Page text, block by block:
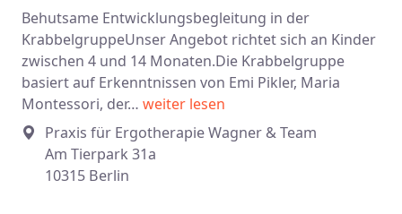
Behutsame Entwicklungsbegleitung in der
KrabbelgruppeUnser Angebot richtet sich an Kinder
zwischen 4 und 14 Monaten.Die Krabbelgruppe
basiert auf Erkenntnissen von Emi Pikler, Maria
Montessori, der… weiter lesen
Praxis für Ergotherapie Wagner & Team
Am Tierpark 31a
10315 Berlin